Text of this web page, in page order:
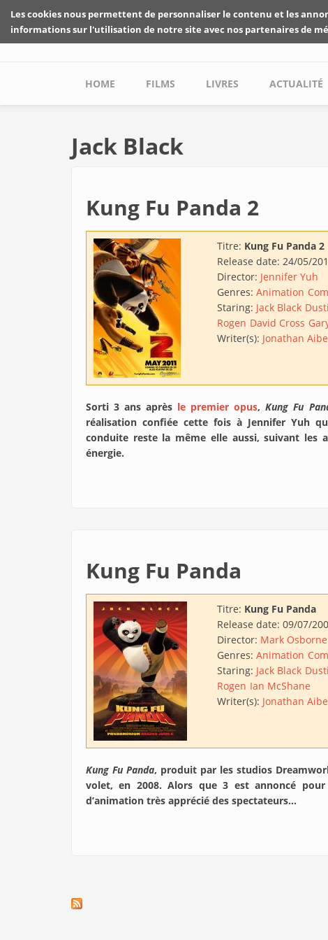
Skip to main content
Main menu
HOME FILMS LIVRES ACTUALITÉ
Jack Black
Kung Fu Panda 2
Titre: Kung Fu Panda 2
Release date: 24/05/
Director: Jennifer Yuh
Genres: Animation
Staring: Jack Black
Rogen David Cross
Writer(s): Jonathan
Sorti 3 ans après le premier opus,Kung Fu
réalisation confiée cette fois à Jennifer Yuh
conduite reste la même elle aussi, suivant les
énergie.
Kung Fu Panda
Titre: Kung Fu Panda
Release date: 09/07/
Director: Mark Osborne
Genres: Animation
Staring: Jack Black
Rogen Ian McShane
Writer(s): Jonathan
Kung Fu Panda, produit par les studios
volet, en 2008. Alors que 3 est annoncé
d’animation très apprécié des spectateurs…
Les cookies nous permettent de personnaliser le contenu et les
informations sur l'utilisation de notre site avec nos partenaires de